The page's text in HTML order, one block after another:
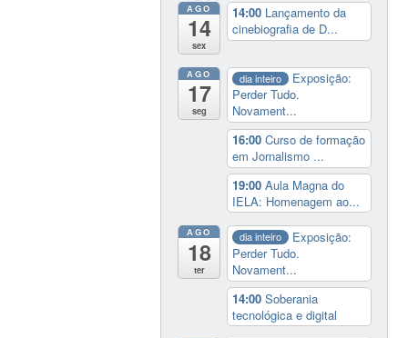
AGO
14
sex
14:00 Lançamento da
cinebiografia de D...
AGO
17
seg
dia inteiro
Exposição:
Perder Tudo.
Novament...
16:00Curso de formação
em Jornalismo ...
19:00Aula Magna do
IELA: Homenagem ao...
AGO
18
ter
dia inteiro
Exposição:
Perder Tudo.
Novament...
14:00Soberania
tecnológica e digital